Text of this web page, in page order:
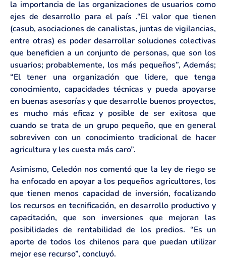
la importancia de las organizaciones de usuarios como
ejes de desarrollo para el país .“El valor que tienen
(casub, asociaciones de canalistas, juntas de vigilancias,
entre otras) es poder desarrollar soluciones colectivas
que beneficien a un conjunto de personas, que son los
usuarios; probablemente, los más pequeños”, Además;
“El tener una organización que lidere, que tenga
conocimiento, capacidades técnicas y pueda apoyarse
en buenas asesorías y que desarrolle buenos proyectos,
es mucho más eficaz y posible de ser exitosa que
cuando se trata de un grupo pequeño, que en general
sobreviven con un conocimiento tradicional de hacer
agricultura y les cuesta más caro”.
Asimismo, Celedón nos comentó que la ley de riego se
ha enfocado en apoyar a los pequeños agricultores, los
que tienen menos capacidad de inversión, focalizando
los recursos en tecnificación, en desarrollo productivo y
capacitación, que son inversiones que mejoran las
posibilidades de rentabilidad de los predios. “Es un
aporte de todos los chilenos para que puedan utilizar
mejor ese recurso”, concluyó.